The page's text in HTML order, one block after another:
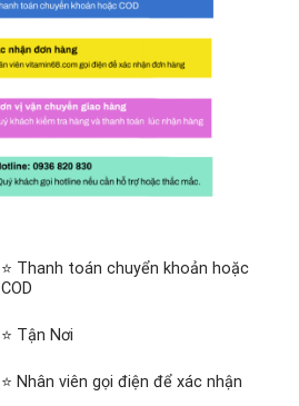
⭐ Thanh toán chuyển khoản hoặc
COD
⭐ Tận Nơi
⭐ Nhân viên gọi điện để xác nhận